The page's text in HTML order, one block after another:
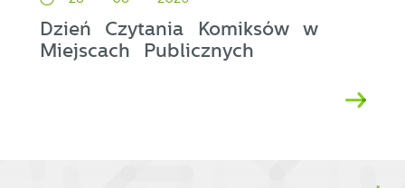
Dzień Czytania Komiksów w
Miejscach Publicznych